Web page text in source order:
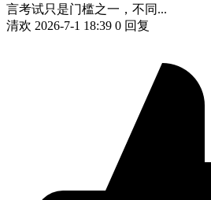
言考试只是门槛之一，不同...
清欢 2026-7-1 18:39 0 回复